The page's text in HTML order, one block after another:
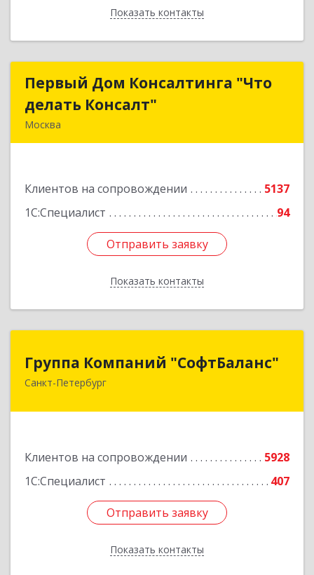
Показать контакты
Назад
Первый Дом Консалтинга "Что
делать Консалт"
Москва
Клиентов на сопровождении
5137
1С:Специалист
94
Отправить заявку
Показать контакты
Первый Дом Консалтинга "Что
Отправить заявку
Назад
Группа Компаний "СофтБаланс"
Санкт-Петербург
Клиентов на сопровождении
5928
1С:Специалист
407
Отправить заявку
Показать контакты
Группа Компаний "СофтБаланс"
195112, Санкт-Петербург г, Заневский пр-кт,
Отправить заявку
Назад